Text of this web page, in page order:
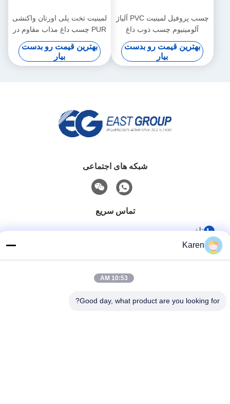
چسب پروفیل لمینیت PVC آلیاژ
آلومینیوم چسب ذوب داغ
بهترین قیمت رو بدست
بیار
لمینیت تخت پلی اورتان واکنشی
PUR چسب داغ مذاب مقاوم در
برابر حرارت چوب کاری
بهترین قیمت رو بدست
بیار
شبکه های اجتماعی
تماس سریع
تلفن
karenyang@wxszzd.com
آدرس
Karen
10:53 AM
Good day, what product are you looking for?